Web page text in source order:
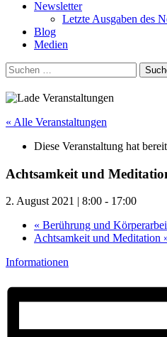
Newsletter
Letzte Ausgaben des
Blog
Medien
Suchen
nach:
« Alle Veranstaltungen
Diese Veranstaltung hat
Achtsamkeit und
2. August 2021 | 8:00 - 17:00
« Berührung und
Achtsamkeit und Meditation
Informationen